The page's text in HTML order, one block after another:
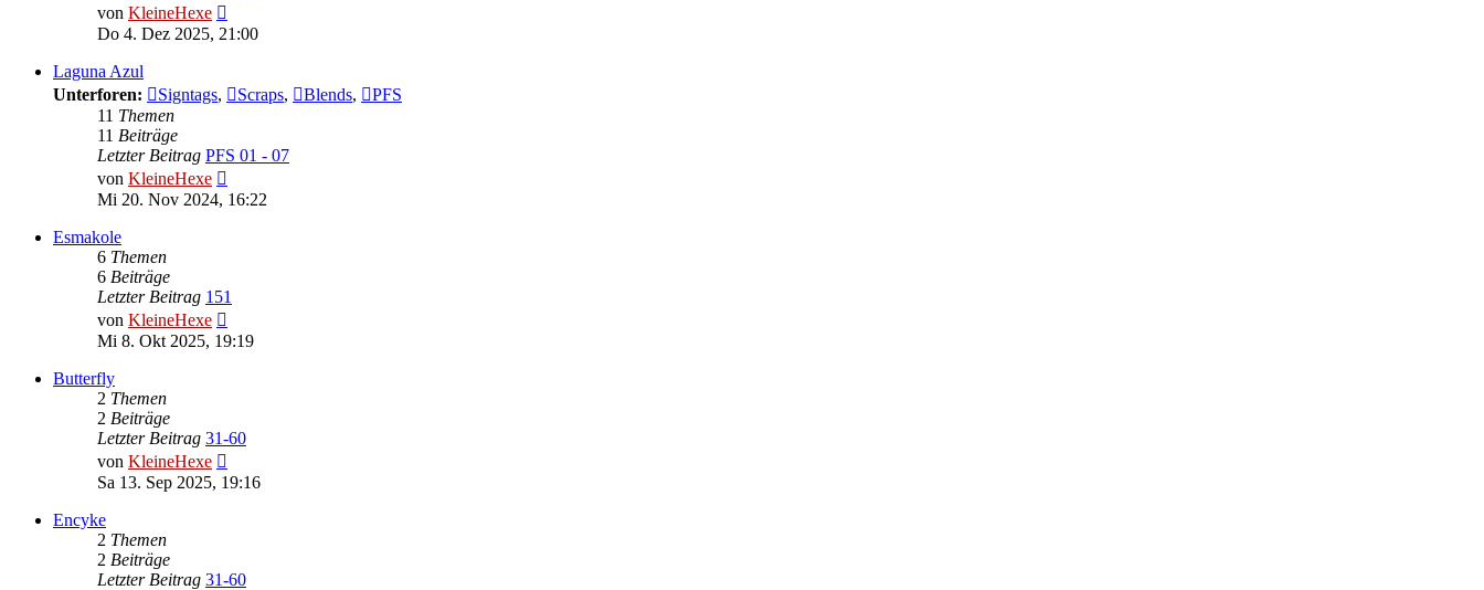
von KleineHexe
Beitrag
Do 4. Dez 2025, 21:00
Laguna Azul
Unterforen:
Signtags, Scraps, Blends,
PFS
11 Themen
11 Beiträge
Letzter Beitrag PFS 01 - 07
von KleineHexe
Beitrag
Mi 20. Nov 2024, 16:22
Esmakole
6 Themen
6 Beiträge
Letzter Beitrag 151
von KleineHexe
Beitrag
Mi 8. Okt 2025, 19:19
Butterfly
2 Themen
2 Beiträge
Letzter Beitrag 31-60
von KleineHexe
Beitrag
Sa 13. Sep 2025, 19:16
Encyke
2 Themen
2 Beiträge
Letzter Beitrag 31-60